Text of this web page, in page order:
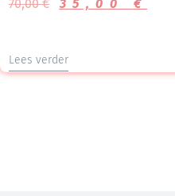
70,00€ 35,00 €
Lees verder